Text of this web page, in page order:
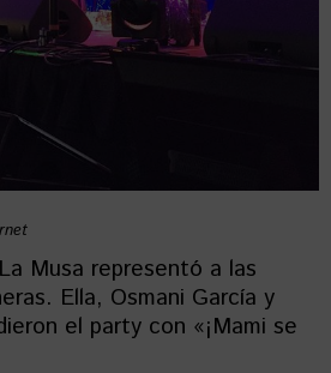
Musa representó a las
Ella, Osmani García y
el party con «¡Mami se